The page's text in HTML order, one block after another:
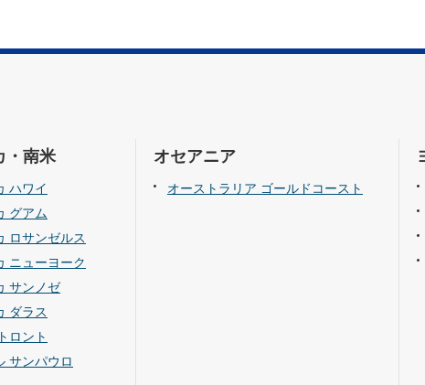
・南米
ハワイ
グアム
ロサンゼルス
ニューヨーク
サンノゼ
ダラス
ロント
サンパウロ
オセアニア
オーストラリア ゴールドコースト